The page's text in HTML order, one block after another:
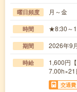
曜日頻度 月～金
時間 ★8:30～
期間 2026年9
時給
1,600円
7.00h×21
交通費